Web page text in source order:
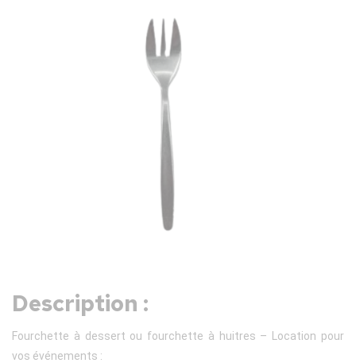
Description :
Fourchette à dessert ou fourchette à huitres – Location pour
vos événements :